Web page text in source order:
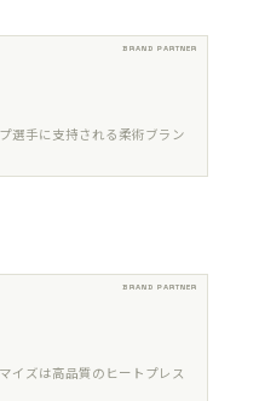
選手に支持される柔術ブラン
イズは高品質のヒートプレス